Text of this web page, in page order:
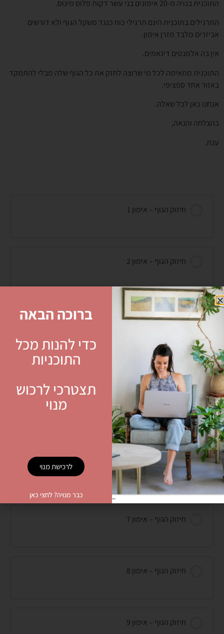
התוכנית בנויה מ-20 אימונים בני עשר דקות פלוס מינוס.
התרגילים בתוכנית הינם תרגילי כוח כנגד משקל הגוף ולא דורשים
אביזרים מלבד מזרן אימון.
אין בה אלמנטים דינאמים.
התוכנית מתאימה לכל מי שרוצה לחזק את כל הגוף שלה מבלי להתמקד
באזור אחד ספציפי.
אנחנו כאן לכל שאלה.
בהצלחה והנאה,
ענת.
חיזוק הגוף – אימון 1
חיזוק הגוף – אימון 2
חיזוק הגוף – אימון 3
חיזוק הגוף – אימון 4
חיזוק הגוף – אימון 5
חיזוק הגוף – אימון 6
חיזוק הגוף – אימון 7
חיזוק הגוף – אימון 8
חיזוק הגוף – אימון 9
ברוכה הבאה
כדי להנות מכל
התוכניות
תצטרכי לרכוש
מנוי
לרכישת מנוי
כבר מנויה? לחצי כאן